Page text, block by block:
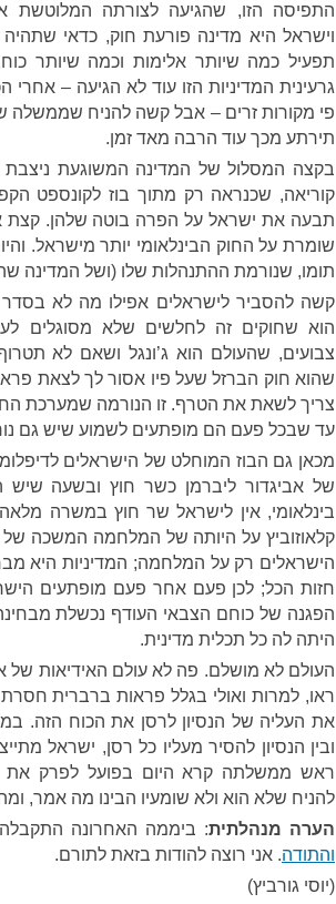
התפיסה הזו, שהגיעה לצורתה
וישראל היא מדינה פורעת חוק, כדאי
תפעיל כמה שיותר אלימות וכמה שיותר
גרעינית המדיניות הזו עוד לא הגיעה – אחרי
פי מקורות זרים – אבל קשה להניח שממשלה
תירתע מכך עוד הרבה מאד זמן.
בקצה המסלול של המדינה המשוגעת ניצבת
קוריאה, שכנראה רק מתוך בוז לקונספט
תבעה את ישראל על הפרה בוטה שלהן. קצת
שומרת על החוק הבינלאומי יותר מישראל.
תומו, שנורמת ההתנהלות שלו (ושל המדינה
קשה להסביר לישראלים אפילו מה לא
הוא שחוקים זה לחלשים שלא מסוגלים
צבועים, שהעולם הוא ג’ונגל ושאם לא
שהוא חוק הברזל שעל פיו אסור לך לצאת
צריך לשאת את הטרף. זו הנורמה שמערכת
עד שבכל פעם הם מופתעים לשמוע שיש גם
מכאן גם הבוז המוחלט של הישראלים
של אביגדור ליברמן כשר חוץ ובשעה
בינלאומי, אין לישראל שר חוץ במשרה
קלאוזוביץ על היותה של המלחמה המשכה
הישראלים רק על המלחמה; המדיניות היא
חזות הכל; לכן פעם אחר פעם מופתעים
הפגנה של כוחם הצבאי העודף נכשלת
היתה לה כל תכלית מדינית.
ראו, למרות ואולי בגלל פראות ברברית
את העליה של הנסיון לרסן את הכוח הזה.
ובין הנסיון להסיר מעליו כל רסן, ישראל
ראש ממשלתה קרא היום בפועל לפרק את
להניח שלא הוא ולא שומעיו הבינו מה אמר,
הערה מנהלתית: ביממה האחרונה
והתודה. אני רוצה להודות בזאת לתורם.
(יוסי גורביץ)